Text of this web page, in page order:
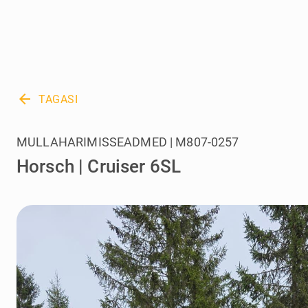
arrow_back TAGASI
Horsch | Cruiser 6SL
MULLAHARIMISSEADMED | M807-0257